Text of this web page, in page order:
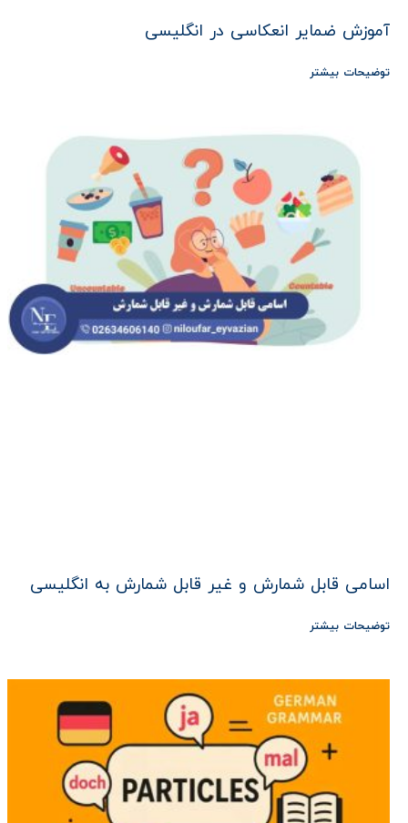
آموزش ضمایر انعکاسی در انگلیسی
توضیحات بیشتر
اسامی قابل شمارش و غیر قابل شمارش به انگلیسی
توضیحات بیشتر